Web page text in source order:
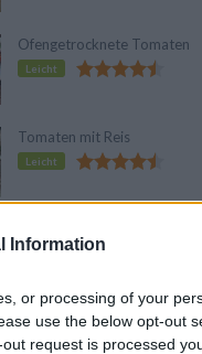
Information
or processing of your
use the below opt-out
request is processed
Ofengetrocknete Tomaten
Leicht
Tomaten mit Reis
Leicht
Thermomix
Tomaten Passata
Leicht